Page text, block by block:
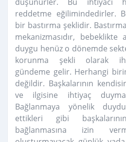
reddetme eğilimindedirler.
bir bastırma şeklidir.
mekanizmasıdır, bebeklikte
duygu henüz o dönemde
korunma şekli olarak
gündeme gelir. Herhangi
değildir. Başkalarının
ve ilgisine ihtiyaç
Bağlanmaya yönelik
ettikleri gibi
bağlanmasına izin